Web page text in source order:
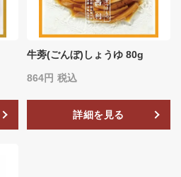
牛蒡(ごんぼ)しょうゆ 80g
864 税込
詳細を見る